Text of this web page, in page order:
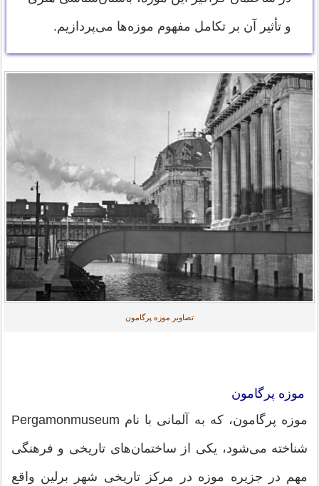
و تأثیر آن بر تکامل مفهوم موزه‌ها می‌پردازیم.
تصاویر موزه پرگامون
موزه پرگامون
موزه پرگامون، که به آلمانی با نام Pergamonmuseum
شناخته می‌شود، یکی از ساختمان‌های تاریخی و فرهنگی
مهم در جزیره موزه در مرکز تاریخی شهر برلین واقع